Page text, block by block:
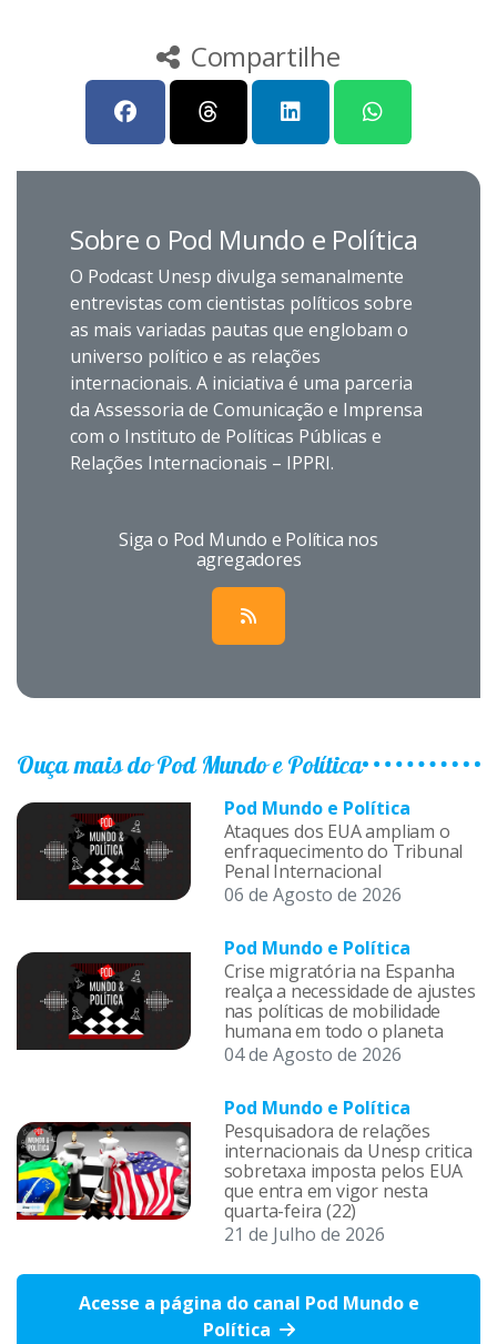
Compartilhe
Sobre o Pod Mundo e Política
O Podcast Unesp divulga semanalmente
entrevistas com cientistas políticos sobre
as mais variadas pautas que englobam o
universo político e as relações
internacionais. A iniciativa é uma parceria
da Assessoria de Comunicação e Imprensa
com o Instituto de Políticas Públicas e
Relações Internacionais – IPPRI.
Siga o Pod Mundo e Política nos
agregadores
Ouça mais do Pod Mundo e Política
Pod Mundo e Política
Ataques dos EUA ampliam o
enfraquecimento do Tribunal
Penal Internacional
06 de Agosto de 2026
Pod Mundo e Política
Crise migratória na Espanha
realça a necessidade de ajustes
nas políticas de mobilidade
humana em todo o planeta
04 de Agosto de 2026
Pod Mundo e Política
Pesquisadora de relações
internacionais da Unesp critica
sobretaxa imposta pelos EUA
que entra em vigor nesta
quarta-feira (22)
21 de Julho de 2026
Acesse a página do canal Pod Mundo e
Política